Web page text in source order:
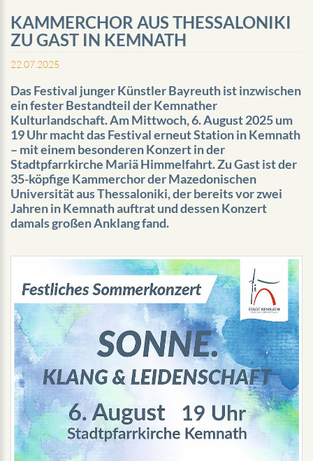
KAMMERCHOR AUS THESSALONIKI
ZU GAST IN KEMNATH
22.07.2025
Das Festival junger Künstler Bayreuth ist inzwischen
ein fester Bestandteil der Kemnather
Kulturlandschaft. Am Mittwoch, 6. August 2025 um
19 Uhr macht das Festival erneut Station in Kemnath
– mit einem besonderen Konzert in der
Stadtpfarrkirche Mariä Himmelfahrt. Zu Gast ist der
35-köpfige Kammerchor der Mazedonischen
Universität aus Thessaloniki, der bereits vor zwei
Jahren in Kemnath auftrat und dessen Konzert
damals großen Anklang fand.